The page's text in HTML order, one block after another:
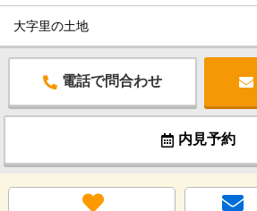
大字里の土地
電話で問合わせ
内見予約